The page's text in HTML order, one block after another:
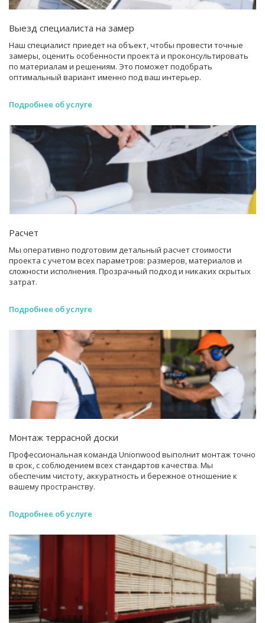
Выезд специалиста на замер
Наш специалист приедет на объект, чтобы провести точные
замеры, оценить особенности проекта и проконсультировать
по материалам и решениям. Это поможет подобрать
оптимальный вариант именно под ваш интерьер.
Подробнее об услуге
Расчет
Мы оперативно подготовим детальный расчет стоимости
проекта с учетом всех параметров: размеров, материалов и
сложности исполнения. Прозрачный подход и никаких скрытых
затрат.
Подробнее об услуге
Монтаж террасной доски
Профессиональная команда Unionwood выполнит монтаж точно
в срок, с соблюдением всех стандартов качества. Мы
обеспечим чистоту, аккуратность и бережное отношение к
вашему пространству.
Подробнее об услуге